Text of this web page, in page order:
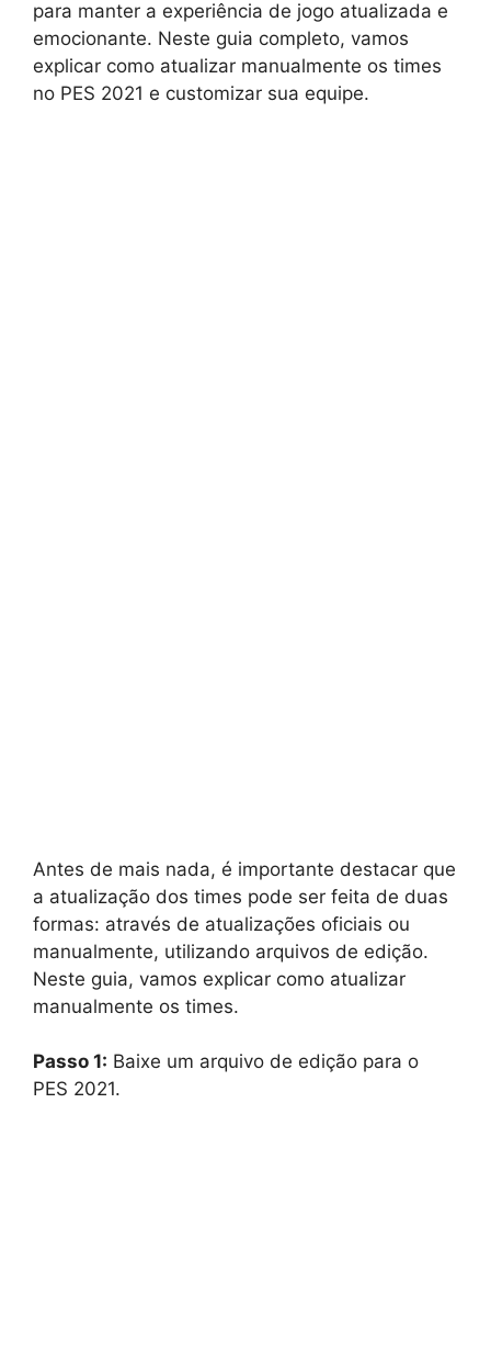
para manter a experiência de jogo atualizada e
emocionante. Neste guia completo, vamos
explicar como atualizar manualmente os times
no PES 2021 e customizar sua equipe.
Antes de mais nada, é importante destacar que
a atualização dos times pode ser feita de duas
formas: através de atualizações oficiais ou
manualmente, utilizando arquivos de edição.
Neste guia, vamos explicar como atualizar
manualmente os times.
Passo 1: Baixe um arquivo de edição para o
PES 2021.